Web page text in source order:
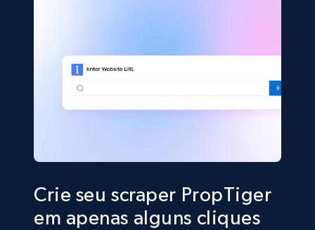
Crie seu scraper PropTiger
em apenas alguns cliques